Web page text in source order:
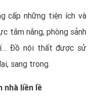
cấp những tiện ích và
tắm nắng, phòng sảnh
Đồ nội thất được sử
sang trọng.
nhà liền lề